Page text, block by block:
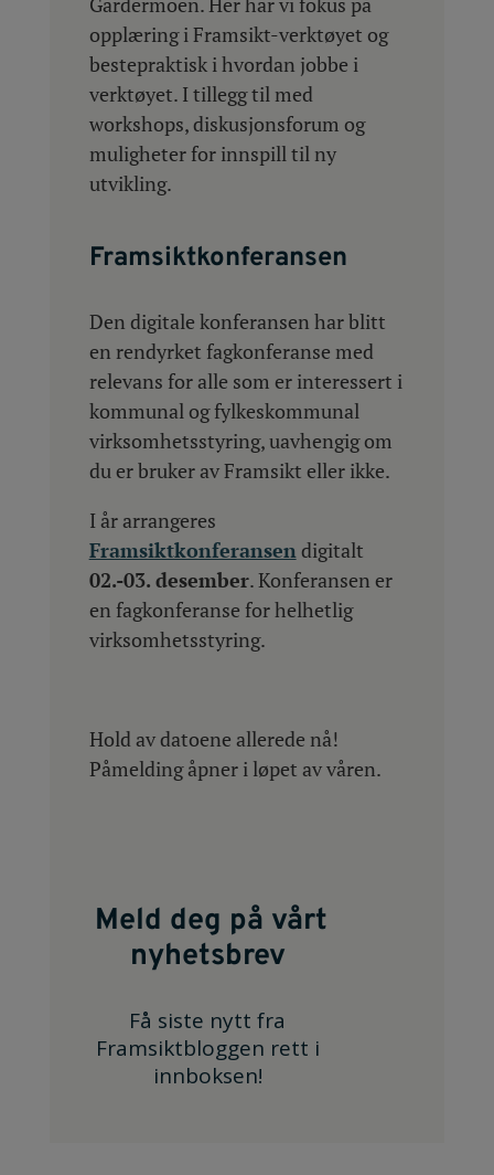
opplæring i Framsikt-verktøyet og
bestepraktisk i hvordan jobbe i
verktøyet. I tillegg til med
workshops, diskusjonsforum og
muligheter for innspill til ny
utvikling.
Framsiktkonferansen
Den digitale konferansen har blitt
en rendyrket fagkonferanse med
relevans for alle som er interessert i
kommunal og fylkeskommunal
virksomhetsstyring, uavhengig om
du er bruker av Framsikt eller ikke.
I år arrangeres
Framsiktkonferansendigitalt
02.-03. desember. Konferansen er
en fagkonferanse for helhetlig
virksomhetsstyring.
Hold av datoene allerede nå!
Påmelding åpner i løpet av våren.
Meld deg på vårt
nyhetsbrev
Få siste nytt fra
Framsiktbloggen rett i
innboksen!